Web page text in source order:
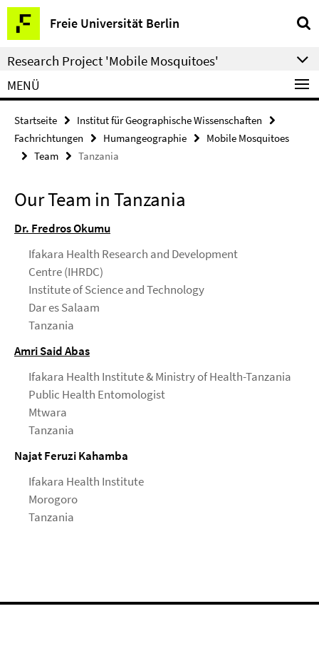
Springe
direkt
zu
Inhalt
Freie Universität Berlin
Service-
Navigation
Research Project 'Mobile Mosquitoes'
MENÜ
Startseite
Institut für Geographische Wissenschaften
Fachrichtungen
Humangeographie
Mobile Mosquitoes
Team
Tanzania
Our Team in Tanzania
Dr. Fredros Okumu
Ifakara Health Research and Development
Centre (IHRDC)
Institute of Science and Technology
Dar es Salaam
Tanzania
Amri Said Abas
Ifakara Health Institute & Ministry of Health-Tanzania
Public Health Entomologist
Mtwara
Tanzania
Najat Feruzi Kahamba
Ifakara Health Institute
Morogoro
Tanzania